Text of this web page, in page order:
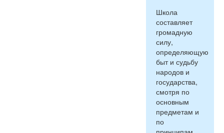
Школа
составляет
громадную
силу,
определяющую
быт и судьбу
народов и
государства,
смотря по
основным
предметам и
по